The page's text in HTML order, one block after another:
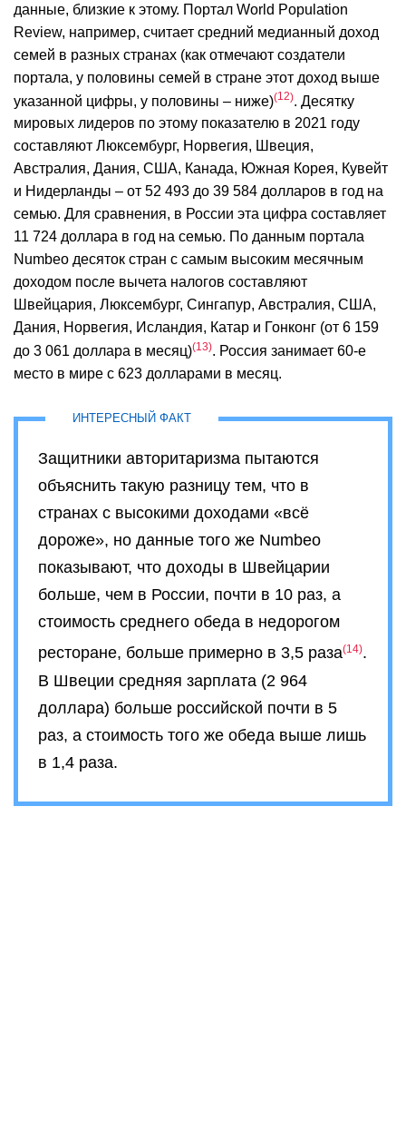
данные, близкие к этому. Портал World Population
Review, например, считает средний медианный доход
семей в разных странах (как отмечают создатели
портала, у половины семей в стране этот доход выше
указанной цифры, у половины – ниже) 12 . Десятку
мировых лидеров по этому показателю в 2021 году
составляют Люксембург, Норвегия, Швеция,
Австралия, Дания, США, Канада, Южная Корея, Кувейт
и Нидерланды – от 52 493 до 39 584 долларов в год на
семью. Для сравнения, в России эта цифра составляет
11 724 доллара в год на семью. По данным портала
Numbeo десяток стран с самым высоким месячным
доходом после вычета налогов составляют
Швейцария, Люксембург, Сингапур, Австралия, США,
Дания, Норвегия, Исландия, Катар и Гонконг (от 6 159
до 3 061 доллара в месяц) 13 . Россия занимает 60-е
место в мире с 623 долларами в месяц.
Защитники авторитаризма пытаются
объяснить такую разницу тем, что в
странах с высокими доходами «всё
дороже», но данные того же Numbeo
показывают, что доходы в Швейцарии
больше, чем в России, почти в 10 раз, а
стоимость среднего обеда в недорогом
ресторане, больше примерно в 3,5 раза 14 .
В Швеции средняя зарплата (2 964
доллара) больше российской почти в 5
раз, а стоимость того же обеда выше лишь
в 1,4 раза.